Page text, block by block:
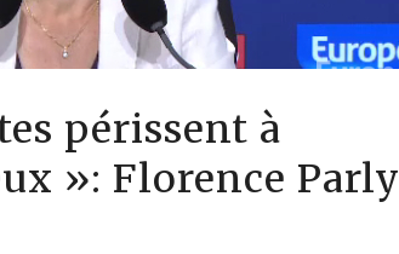
périssent à
»: Florence Parly